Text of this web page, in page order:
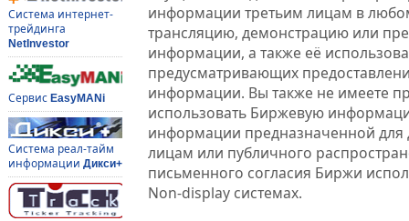
Система интернет-
трейдинга
NetInvestor
Сервис EasyMANi
Система реал-тайм
информации Дикси+
информации третьим лицам в
трансляцию, демонстрацию или
информации, а также её
предусматривающих
информации. Вы также не имеете
использовать Биржевую
информации предназначенной для
лицам или публичного
письменного согласия Биржи
Non-display системах.